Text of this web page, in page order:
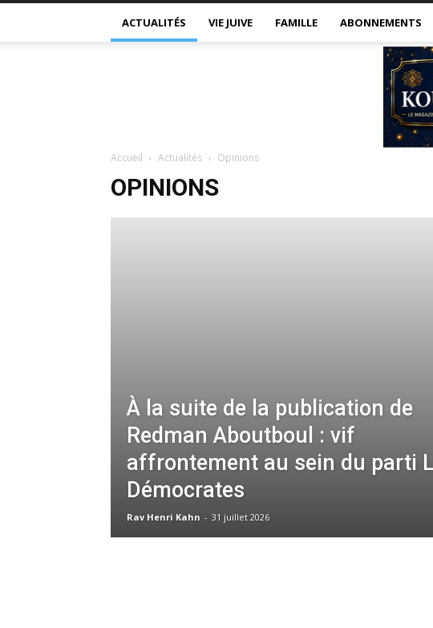
ACTUALITÉS VIE JUIVE FAMILLE ABONNEMENTS
Accueil Actualités Opinions
OPINIONS
À la suite de la publication de
Redman Aboutboul : vif
affrontement au sein du parti
Démocrates
Rav Henri Kahn - 31 juillet 2026